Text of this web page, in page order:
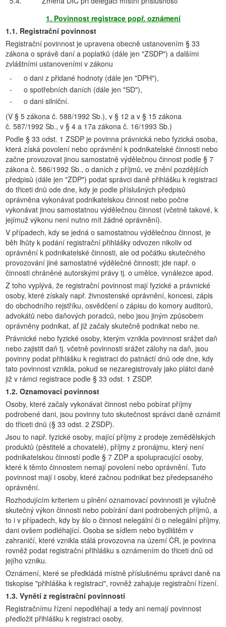
1. Povinnost registrace popř. oznámení
1.1. Registrační povinnost
Registrační povinnost je upravena obecně ustanovením § 33
zákona o správě daní a poplatků (dále jen "ZSDP") a dalšími
zvláštními ustanoveními v zákonu
-
o dani z přidané hodnoty (dále jen "DPH"),
-
o spotřebních daních (dále jen "SD"),
-
o dani silniční.
(V § 5 zákona č. 588/1992 Sb.), v § 12 a v § 15 zákona
č. 587/1992 Sb., v § 4 a 17a zákona č. 16/1993 Sb.)
Podle § 33 odst. 1 ZSDP je povinna právnická nebo fyzická osoba,
která získá povolení nebo oprávnění k podnikatelské činnosti nebo
začne provozovat jinou samostatně výdělečnou činnost podle § 7
zákona č. 586/1992 Sb., o daních z příjmů, ve znění pozdějších
předpisů (dále jen "ZDP") podat správci daně přihlášku k registraci
do třiceti dnů ode dne, kdy je podle příslušných předpisů
oprávněna vykonávat podnikatelskou činnost nebo počne
vykonávat jinou samostatnou výdělečnou činnost (včetně takové, k
jejímuž výkonu není nutno mít žádné oprávnění).
V případech, kdy se jedná o samostatnou výdělečnou činnost, je
běh lhůty k podání registrační přihlášky odvozen nikoliv od
oprávnění k podnikatelské činnosti, ale od počátku skutečného
provozování jiné samostatné výdělečné činnosti; jde např. o
činnosti chráněné autorskými právy tj. o umělce, vynálezce apod.
Z toho vyplývá, že registrační povinnost mají fyzické a právnické
osoby, které získaly např. živnostenské oprávnění, koncesi, zápis
do obchodního rejstříku, osvědčení o zápisu do komory auditorů,
advokátů nebo daňových poradců, nebo jsou jiným způsobem
oprávněny podnikat, ať již začaly skutečně podnikat nebo ne.
Právnické nebo fyzické osoby, kterým vznikla povinnost srážet daň
nebo zajistit daň tj. včetně povinnosti srážet zálohy na daň, jsou
povinny podat přihlášku k registraci do patnáctí dnů ode dne, kdy
tato povinnost vznikla, pokud se nezaregistrovaly jako plátci daně
již v rámci registrace podle § 33 odst. 1 ZSDP.
1.2. Oznamovací povinnost
Osoby, které začaly vykonávat činnost nebo pobírat příjmy
podrobené dani, jsou povinny tuto skutečnost správci daně oznámit
do třiceti dnů (§ 33 odst. 2 ZSDP).
Jsou to např. fyzické osoby, mající příjmy z prodeje zemědělských
produktů (pěstitelé a chovatelé), příjmy z pronájmu, který není
podnikatelskou činností podle § 7 ZDP a spolupracující osoby,
které k těmto činnostem nemají povolení nebo oprávnění. Tuto
povinnost mají i osoby, které začnou podnikat bez předepsaného
oprávnění.
Rozhodujícím kriteriem u plnění oznamovací povinnosti je výlučně
skutečný výkon činnosti nebo pobírání dani podrobených příjmů, a
to i v případech, kdy by šlo o činnost nelegální či o nelegální příjmy,
dani ovšem podléhající. Osoba se sídlem nebo bydlištěm v
zahraničí, které vznikla stálá provozovna na území ČR, je povinna
rovněž podat registrační přihlášku s oznámením do třiceti dnů od
jejího vzniku.
Oznámení, které se předkládá místně příslušnému správci daně na
tiskopise "přihláška k registraci", rovněž zahajuje registrační řízení.
1.3. Vynětí z registrační povinnosti
Registračnímu řízení nepodléhají a tedy ani nemají povinnost
předložit přihlášku k registraci osoby,